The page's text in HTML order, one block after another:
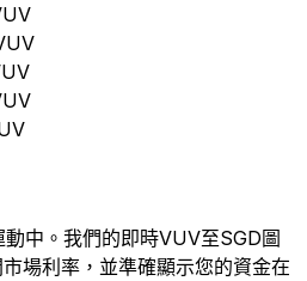
中。我們的即時VUV至SGD圖
場利率，並準確顯示您的資金在